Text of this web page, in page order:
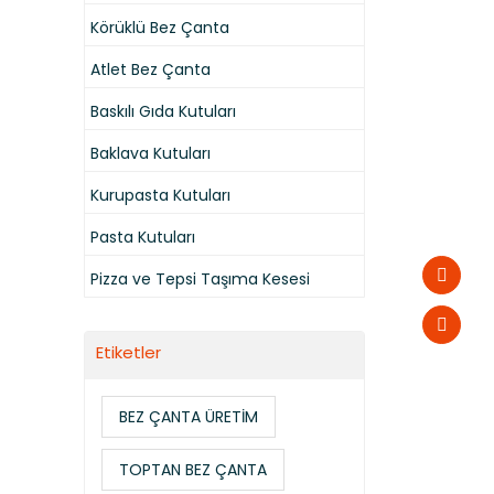
Körüklü Bez Çanta
Atlet Bez Çanta
Baskılı Gıda Kutuları
Baklava Kutuları
Kurupasta Kutuları
Pasta Kutuları
Pizza ve Tepsi Taşıma Kesesi
Etiketler
BEZ ÇANTA ÜRETİM
TOPTAN BEZ ÇANTA